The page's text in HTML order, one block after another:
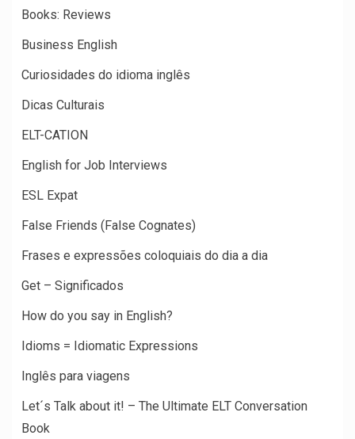
Books: Reviews
Business English
Curiosidades do idioma inglês
Dicas Culturais
ELT-CATION
English for Job Interviews
ESL Expat
False Friends (False Cognates)
Frases e expressões coloquiais do dia a dia
Get – Significados
How do you say in English?
Idioms = Idiomatic Expressions
Inglês para viagens
Let´s Talk about it! – The Ultimate ELT Conversation
Book